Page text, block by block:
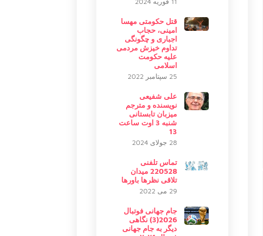
قتل حکومتی مهسا
امینی، حجاب
اجباری و چگونگی
تداوم خیزش مردمی
علیه حکومت
اسلامی
25 سپتامبر 2022
علی شفیعی
نویسنده و مترجم
میزبان تابستانی
شنبه 3 اوت ساعت
13
28 جولای 2024
تماس تلفنی
220528 میدان
تلاقی نظرها باورها
29 می 2022
جام جهانی فوتبال
2026(3) نگاهی
دیگر به جام جهانی